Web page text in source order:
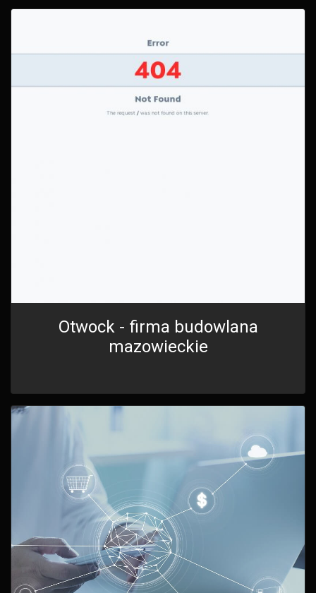
Otwock - firma budowlana
mazowieckie